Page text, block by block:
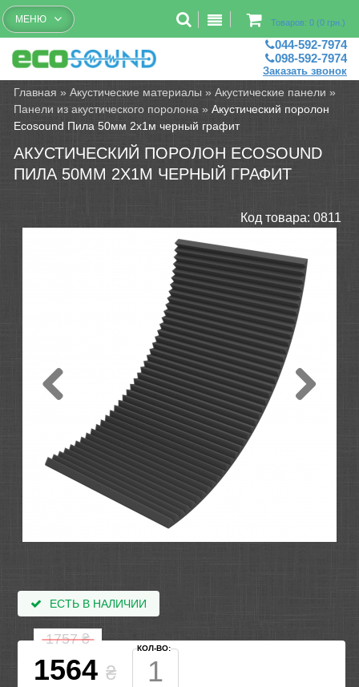
Бесплатный рассчет помещений
Товаров: 0 (0 грн.)
МЕНЮ
044-592-7974
098-592-7974
Заказать звонок
Главная »Акустические материалы »Акустические панели »
Панели из акустического поролона »Акустический поролон
Ecosound Пила 50мм 2х1м черный графит
АКУСТИЧЕСКИЙ ПОРОЛОН ECOSOUND
ПИЛА 50ММ 2Х1М ЧЕРНЫЙ ГРАФИТ
Код товара: 0811
ЕСТЬ В НАЛИЧИИ
1757₴
1564 ₴
КОЛ-ВО: